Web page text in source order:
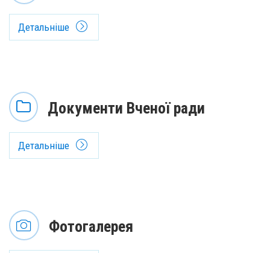
Детальніше
Документи Вченої ради
Детальніше
Фотогалерея